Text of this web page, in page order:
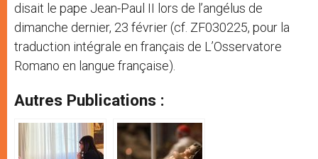
disait le pape Jean-Paul II lors de l’angélus de
dimanche dernier, 23 février (cf. ZF030225, pour la
traduction intégrale en français de L’Osservatore
Romano en langue française).
Autres Publications :